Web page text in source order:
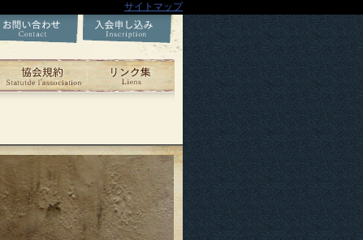
サイトマップ